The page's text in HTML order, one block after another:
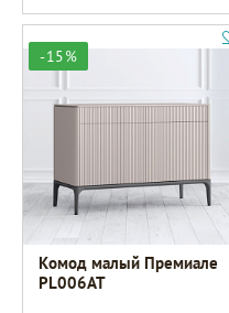
-15%
Комод малый Премиале
PL006AT